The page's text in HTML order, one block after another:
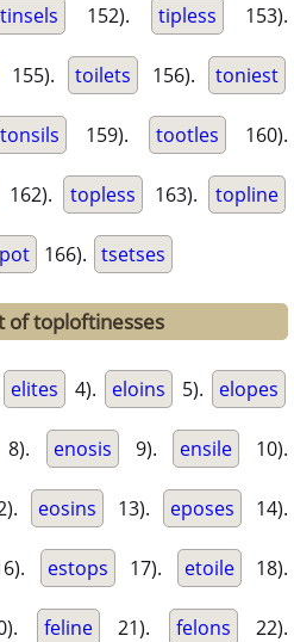
tinsels 152). tipless 153).
155). toilets 156). toniest
tonsils 159). tootles 160).
162). topless 163). topline
166). tsetses
of toploftinesses
elites 4). eloins 5). elopes
8). enosis 9). ensile 10).
eosins 13). eposes 14).
estops 17). etoile 18).
feline 21). felons 22).